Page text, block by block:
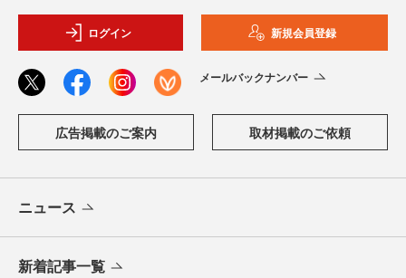
ログイン 新規会員登録
メールバックナンバー
広告掲載のご案内 取材掲載のご依頼
ニュース
新着記事一覧